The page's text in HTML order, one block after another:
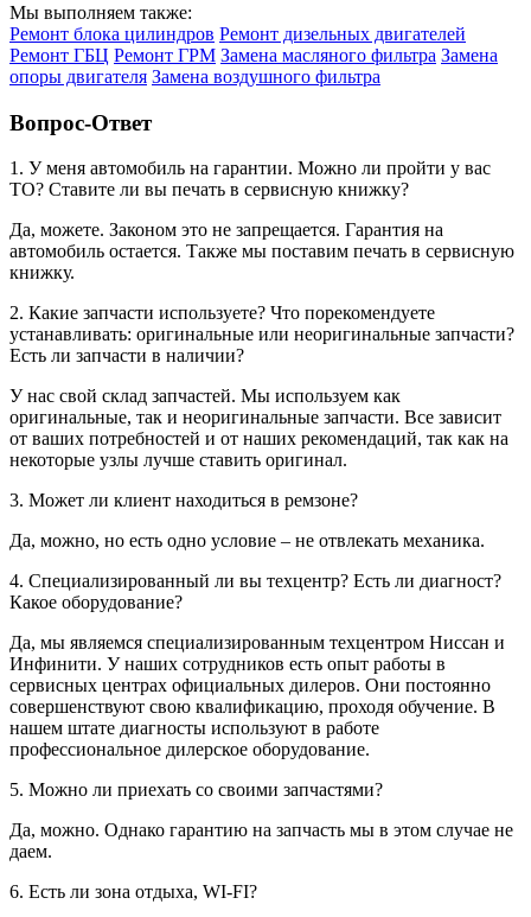
Мы выполняем также:
Ремонт блока цилиндров Ремонт дизельных двигателей
Ремонт ГБЦ Ремонт ГРМ Замена масляного фильтра Замена
опоры двигателя Замена воздушного фильтра
Вопрос-Ответ
1. У меня автомобиль на гарантии. Можно ли пройти у вас
ТО? Ставите ли вы печать в сервисную книжку?
Да, можете. Законом это не запрещается. Гарантия на
автомобиль остается. Также мы поставим печать в сервисную
книжку.
2. Какие запчасти используете? Что порекомендуете
устанавливать: оригинальные или неоригинальные запчасти?
Есть ли запчасти в наличии?
У нас свой склад запчастей. Мы используем как
оригинальные, так и неоригинальные запчасти. Все зависит
от ваших потребностей и от наших рекомендаций, так как на
некоторые узлы лучше ставить оригинал.
3. Может ли клиент находиться в ремзоне?
Да, можно, но есть одно условие – не отвлекать механика.
4. Специализированный ли вы техцентр? Есть ли диагност?
Какое оборудование?
Да, мы являемся специализированным техцентром Ниссан и
Инфинити. У наших сотрудников есть опыт работы в
сервисных центрах официальных дилеров. Они постоянно
совершенствуют свою квалификацию, проходя обучение. В
нашем штате диагносты используют в работе
профессиональное дилерское оборудование.
5. Можно ли приехать со своими запчастями?
Да, можно. Однако гарантию на запчасть мы в этом случае не
даем.
6. Есть ли зона отдыха, WI-FI?